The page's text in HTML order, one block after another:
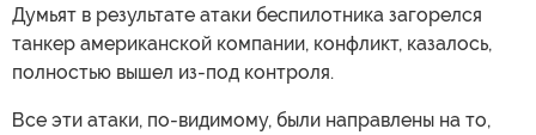
Думьят в результате атаки беспилотника загорелся
танкер американской компании, конфликт, казалось,
полностью вышел из-под контроля.
Все эти атаки, по-видимому, были направлены на то,